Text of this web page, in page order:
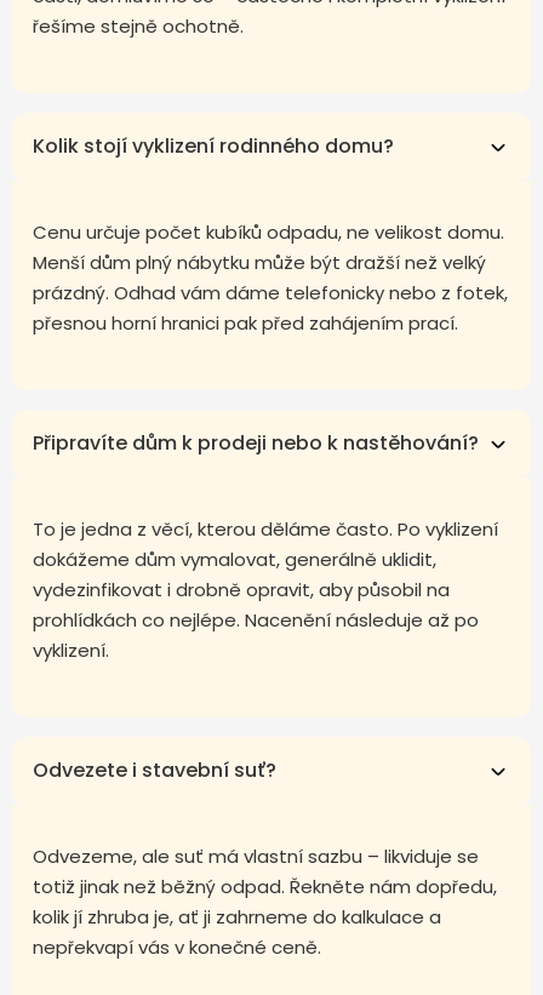
řešíme stejně ochotně.
Kolik stojí vyklizení rodinného domu?
Cenu určuje počet kubíků odpadu, ne velikost domu.
Menší dům plný nábytku může být dražší než velký
prázdný. Odhad vám dáme telefonicky nebo z fotek,
přesnou horní hranici pak před zahájením prací.
Připravíte dům k prodeji nebo k nastěhování?
To je jedna z věcí, kterou děláme často. Po vyklizení
dokážeme dům vymalovat, generálně uklidit,
vydezinfikovat i drobně opravit, aby působil na
prohlídkách co nejlépe. Nacenění následuje až po
vyklizení.
Odvezete i stavební suť?
Odvezeme, ale suť má vlastní sazbu – likviduje se
totiž jinak než běžný odpad. Řekněte nám dopředu,
kolik jí zhruba je, ať ji zahrneme do kalkulace a
nepřekvapí vás v konečné ceně.